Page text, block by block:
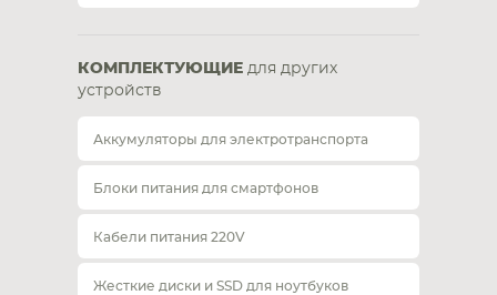
КОМПЛЕКТУЮЩИЕ для других
устройств
Аккумуляторы для электротранспорта
Блоки питания для смартфонов
Кабели питания 220V
Жесткие диски и SSD для ноутбуков